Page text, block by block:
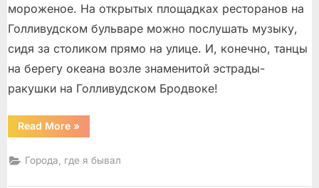
мороженое. На открытых площадках ресторанов на
Голливудском бульваре можно послушать музыку,
сидя за столиком прямо на улице. И, конечно, танцы
на берегу океана возле знаменитой эстрады-
ракушки на Голливудском Бродвоке!
Read More“Голливуд
/
»
Города, где я бывал